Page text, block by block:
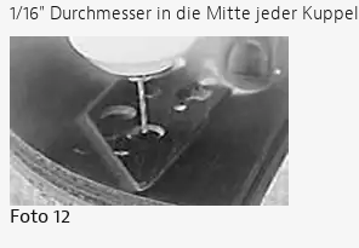
1/16" Durchmesser in die Mitte jeder Kuppel
Foto 12